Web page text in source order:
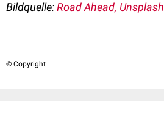
Bildquelle:Road Ahead, Unsplash
© Copyright